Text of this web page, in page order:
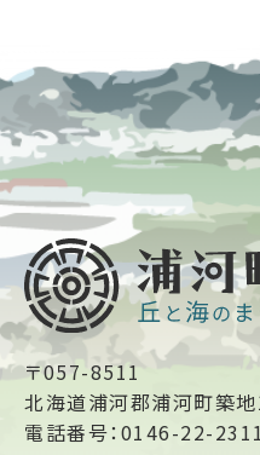
〒057-8511
北海道浦河郡浦河町築
電話番号：0146-22-2311